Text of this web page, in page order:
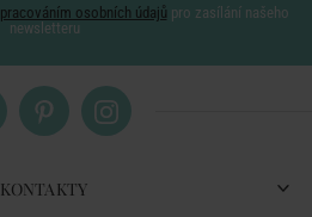
osobních údajů pro zasílání našeho
newsletteru
KONTAKTY